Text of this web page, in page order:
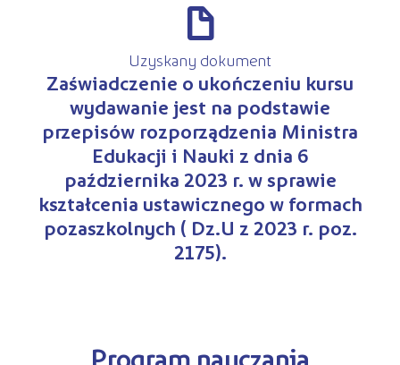
d
Uzyskany dokument
Zaświadczenie o ukończeniu kursu
wydawanie jest na podstawie
przepisów rozporządzenia Ministra
Edukacji i Nauki z dnia 6
października 2023 r. w sprawie
kształcenia ustawicznego w formach
pozaszkolnych ( Dz.U z 2023 r. poz.
2175).
Program nauczania